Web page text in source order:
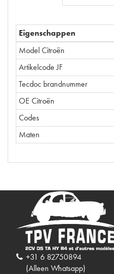
Eigenschappen
Model Citroën
Artikelcode JF
Tecdoc brandnummer
OE Citroën
Codes
Maten
+31 6 82750894
(Alleen Whatsapp)